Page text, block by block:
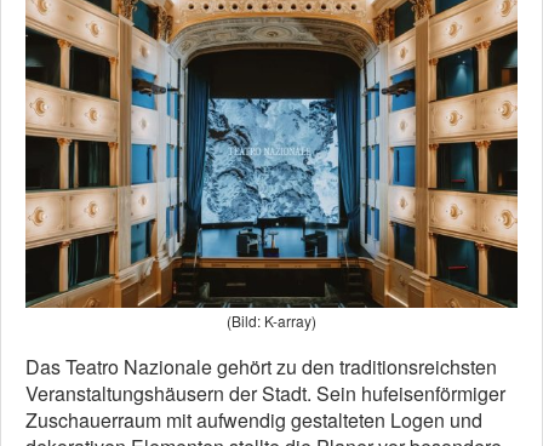
(Bild: K-array)
Das Teatro Nazionale gehört zu den traditionsreichsten
Veranstaltungshäusern der Stadt. Sein hufeisenförmiger
Zuschauerraum mit aufwendig gestalteten Logen und